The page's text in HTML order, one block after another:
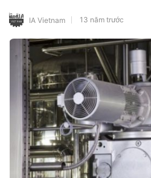
IA Vietnam 13 năm trước